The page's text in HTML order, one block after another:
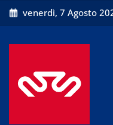
Skip
to
venerdì, 7 Agosto